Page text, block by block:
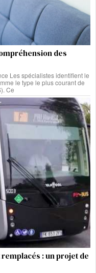
des
Les spécialistes identifient le
le type le plus courant de
Ce
: un projet de